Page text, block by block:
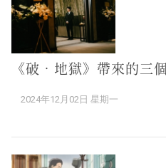
《破．地獄》帶來的三
2024年12月02日 星期一